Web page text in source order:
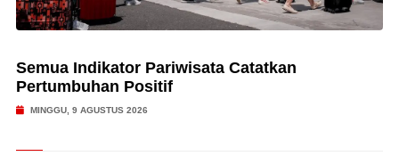
Semua Indikator Pariwisata Catatkan
Pertumbuhan Positif
MINGGU, 9 AGUSTUS 2026